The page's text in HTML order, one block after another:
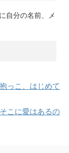
自分の名前、メ
っこ、はじめて
こに愛はあるの